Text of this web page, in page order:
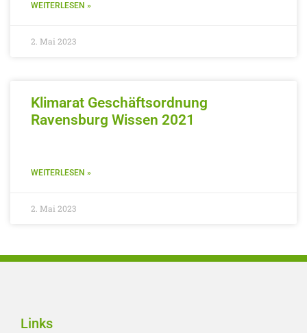
WEITERLESEN »
2. Mai 2023
Klimarat Geschäftsordnung
Ravensburg Wissen 2021
WEITERLESEN »
2. Mai 2023
Links